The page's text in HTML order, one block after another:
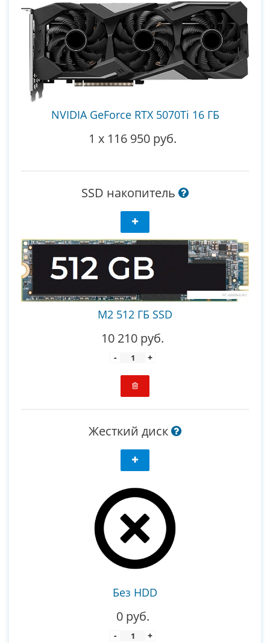
NVIDIA GeForce RTX 5070Ti 16 ГБ
1 x 116 950 руб.
SSD накопитель
M2 512 ГБ SSD
10 210 руб.
- +
Жесткий диск
Без HDD
0 руб.
- +